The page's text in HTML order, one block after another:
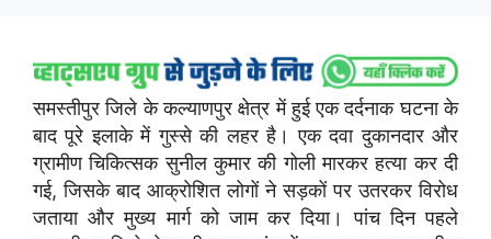
समस्तीपुर जिले के कल्याणपुर क्षेत्र में हुई एक दर्दनाक घटना के
बाद पूरे इलाके में गुस्से की लहर है। एक दवा दुकानदार और
ग्रामीण चिकित्सक सुनील कुमार की गोली मारकर हत्या कर दी
गई, जिसके बाद आक्रोशित लोगों ने सड़कों पर उतरकर विरोध
जताया और मुख्य मार्ग को जाम कर दिया। पांच दिन पहले